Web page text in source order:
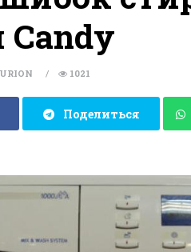
1021
Поделиться